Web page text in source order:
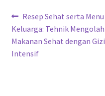
Navigasi
pos
Previous
post:
Resep Sehat serta Menu
Keluarga: Tehnik Mengolah
Makanan Sehat dengan Gizi
Intensif